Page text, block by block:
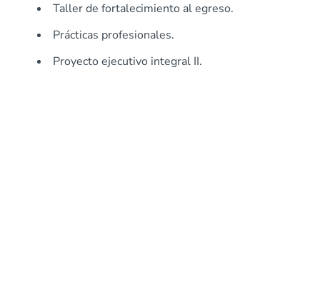
Taller de fortalecimiento al egreso.
Prácticas profesionales.
Proyecto ejecutivo integral II.